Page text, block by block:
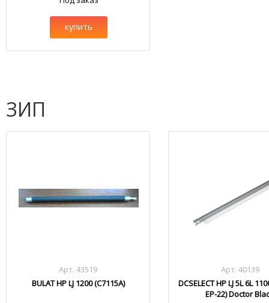
купить
ЗИП
Арт. 43519
BULAT HP LJ 1200 (С7115А)
Арт. 40139
DCSELECT HP LJ 5L 6L
EP-22) Doctor